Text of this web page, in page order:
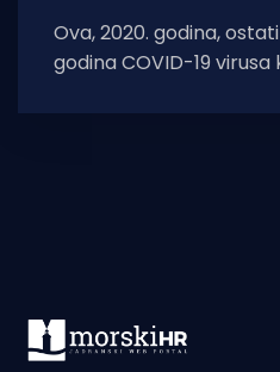
Ova, 2020. godina,
godina COVID-19